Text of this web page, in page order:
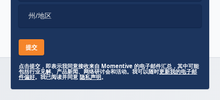
州/地区
点击提交，即表示我同意接收来自 Momentive 的电子邮件汇总，其中可能
包括行业见解、产品新闻、网络研讨会和活动。我可以随时更新我的电子邮
件偏好。我已阅读并同意隐私声明。